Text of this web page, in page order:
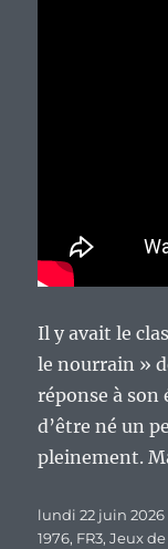
Il y avait le
le nourrain »
réponse à son
d’être né un
pleinement.
Publié
le
lundi 22 juin 2026
1976, FR3,Jeux